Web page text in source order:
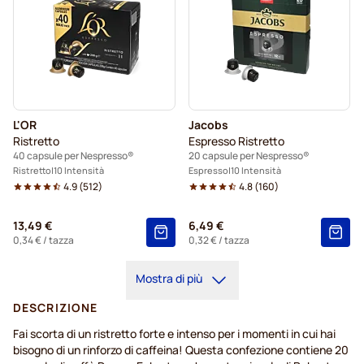
L'OR
Ristretto
40 capsule per Nespresso®
Ristretto 10 Intensità
4.9(512)
13,49 €
0,34 €/ tazza
Jacobs
Espresso Ristretto
20 capsule per Nespresso®
Espresso 10 Intensità
4.8(160)
6,49 €
0,32 €/ tazza
Mostra di più
DESCRIZIONE
Faiscorta di un ristretto forte e intenso per i momenti in cui hai
bisognodi un rinforzodicaffeina! Questa confezionecontiene20